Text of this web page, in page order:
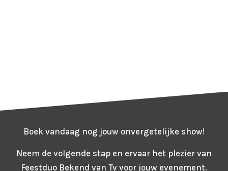
Boek vandaag nog jouw onvergetelijke show!
Neem de volgende stap en ervaar het plezier van
Feestduo Bekend van Tv voor jouw evenement.